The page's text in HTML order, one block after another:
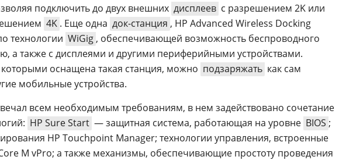
подключить до двух внешних дисплеев с разрешением 2K или
4K . Еще одна док-станция , HP Advanced Wireless Docking
технологии WiGig , обеспечивающей возможность беспроводного
а также с дисплеями и другими периферийными устройствами.
которыми оснащена такая станция, можно подзаряжать как сам
мобильные устройства.
всем необходимым требованиям, в нем задействовано сочетание
HP Sure Start — защитная система, работающая на уровне BIOS ;
HP Touchpoint Manager; технологии управления, встроенные
M vPro; а также механизмы, обеспечивающие простоту проведения